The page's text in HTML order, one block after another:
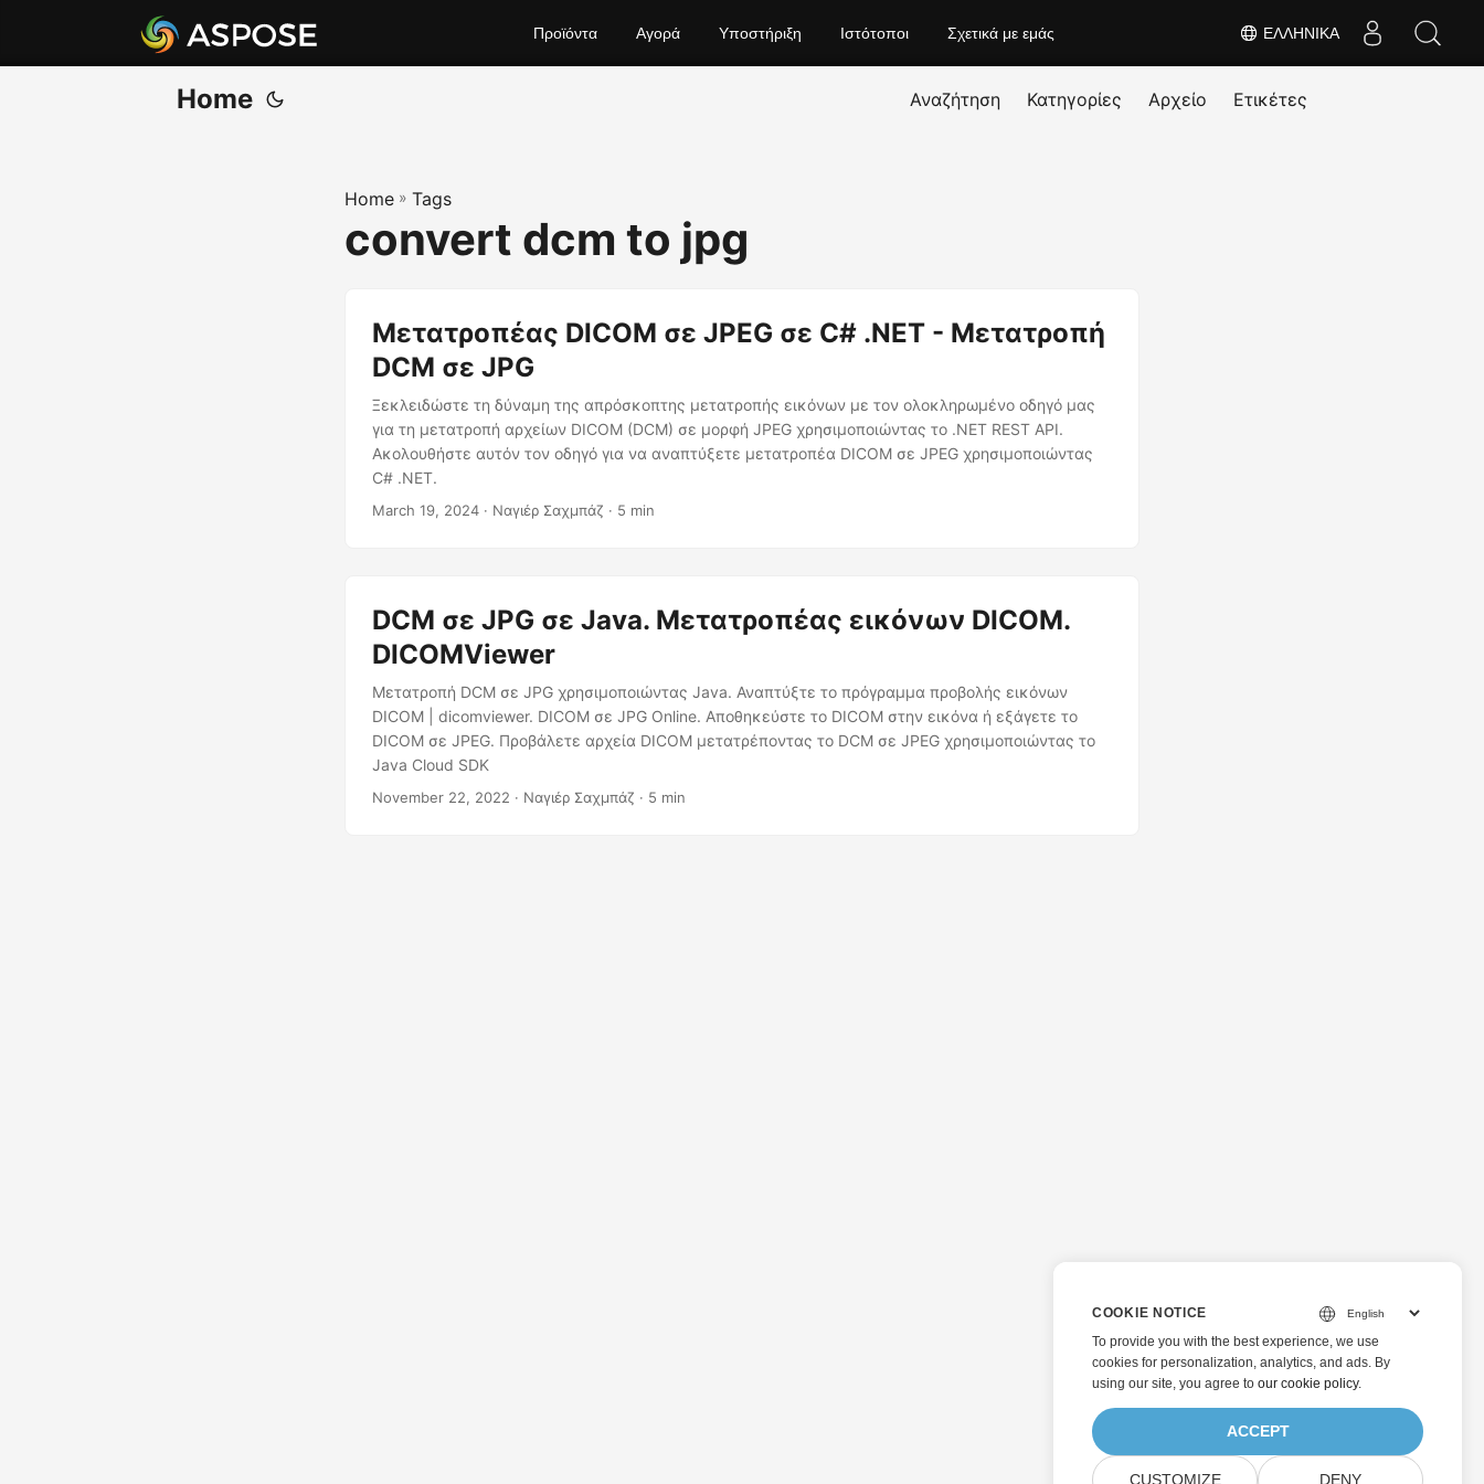
ΕΛΛΗΝΙΚΆ
Προϊόντα Αγορά Υποστήριξη Ιστότοποι Σχετικά με εμάς
Home Αναζήτηση Κατηγορίες Αρχείο Ετικέτες
Home » Tags
convert dcm to jpg
Μετατροπέας DICOM σε JPEG σε C# .NET - Μετατροπή
DCM σε JPG
Ξεκλειδώστε τη δύναμη της απρόσκοπτης μετατροπής εικόνων με τον ολοκληρωμένο οδηγό μας
για τη μετατροπή αρχείων DICOM (DCM) σε μορφή JPEG χρησιμοποιώντας το .NET REST API.
Ακολουθήστε αυτόν τον οδηγό για να αναπτύξετε μετατροπέα DICOM σε JPEG χρησιμοποιώντας
C# .NET.
March 19, 2024 · Ναγιέρ Σαχμπάζ · 5 min
DCM σε JPG σε Java. Μετατροπέας εικόνων DICOM.
DICOMViewer
Μετατροπή DCM σε JPG χρησιμοποιώντας Java. Αναπτύξτε το πρόγραμμα προβολής εικόνων
DICOM | dicomviewer. DICOM σε JPG Online. Αποθηκεύστε το DICOM στην εικόνα ή εξάγετε το
DICOM σε JPEG. Προβάλετε αρχεία DICOM μετατρέποντας το DCM σε JPEG χρησιμοποιώντας το
Java Cloud SDK
November 22, 2022 · Ναγιέρ Σαχμπάζ · 5 min
COOKIE NOTICE
To provide you with the best experience, we use
cookies for personalization, analytics, and ads. By
using our site, you agree to our cookie policy.
ACCEPT
CUSTOMIZE DENY